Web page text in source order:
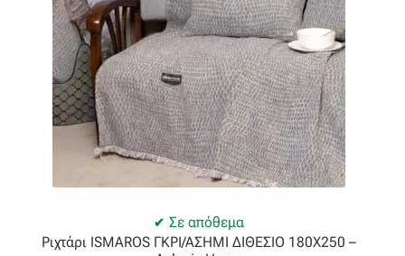
Οργάντζα
Οργάντζα διπλή
Οργάντζα με κέντημα
Οργάντζα με ταφτά
Οργάντζα μεταξωτή
Σε απόθεμα
Ριχτάρι ISMAROS ΓΚΡΙ/ΑΣΗΜΙ ΔΙΘΕΣΙΟ 180Χ250 –